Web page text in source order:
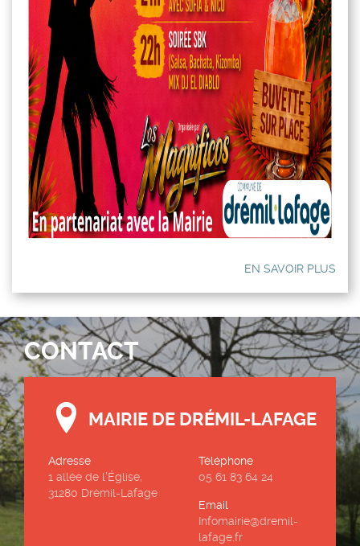
EN SAVOIR PLUS
CONTACT
MAIRIE DE DRÉMIL-LAFAGE
Adresse
1 allée de l’Église,
31280 Drémil-Lafage
Téléphone
05 61 83 64 24
Email
Infomairie@dremil-
lafage.fr